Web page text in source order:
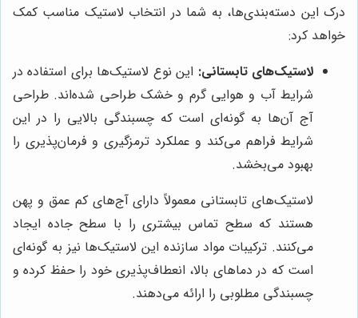
درک این دسته‌بندی‌ها، به شما در انتخاب لاستیک مناسب کمک
خواهد کرد:
لاستیک‌های تابستانی: این نوع لاستیک‌ها برای استفاده در
شرایط آب و هوایی گرم و خشک طراحی شده‌اند. طراحی
آج آن‌ها به گونه‌ای است که چسبندگی بالایی را در این
شرایط فراهم می‌کند و عملکرد ترمزگیری و فرمان‌پذیری را
بهبود می‌بخشد.
لاستیک‌های تابستانی معمولاً دارای آج‌های کم عمق و پهن
هستند که سطح تماس بیشتری را با سطح جاده ایجاد
می‌کنند. ترکیبات مواد سازنده این لاستیک‌ها نیز به گونه‌ای
است که در دماهای بالا، انعطاف‌پذیری خود را حفظ کرده و
چسبندگی مطلوبی را ارائه می‌دهند.